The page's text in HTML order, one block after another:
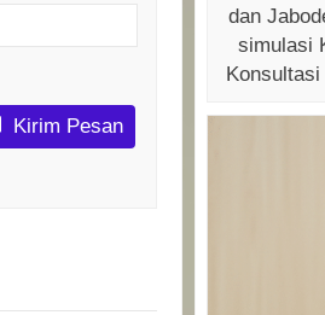
Kirim Pesan
dan
simulasi